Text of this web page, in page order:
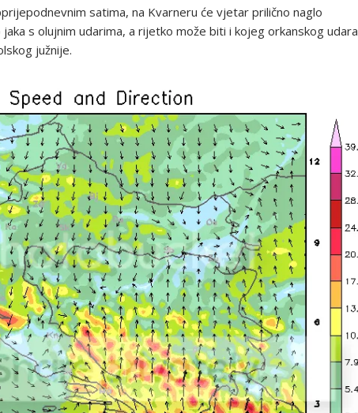
satima, na Kvarneru će vjetar prilično naglo
s olujnim udarima, a rijetko može biti i kojeg orkanskog udara
južnije.